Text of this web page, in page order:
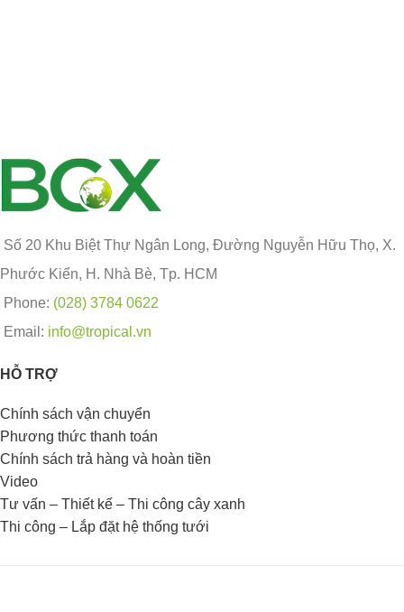
Số 20 Khu Biệt Thự Ngân Long, Đường Nguyễn Hữu Thọ, X.
Phước Kiển, H. Nhà Bè, Tp. HCM
Phone: (028) 3784 0622
Email: info@tropical.vn
HỖ TRỢ
Chính sách vận chuyển
Phương thức thanh toán
Chính sách trả hàng và hoàn tiền
Video
Tư vấn – Thiết kế – Thi công cây xanh
Thi công – Lắp đặt hệ thống tưới